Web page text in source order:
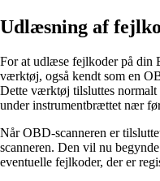
Udlæsning af
For at udlæse fejlkoder på din
værktøj, også kendt som en
Dette værktøj tilsluttes
under instrumentbrættet nær
Når OBD-scanneren er
scanneren. Den vil nu
eventuelle fejlkoder, der er